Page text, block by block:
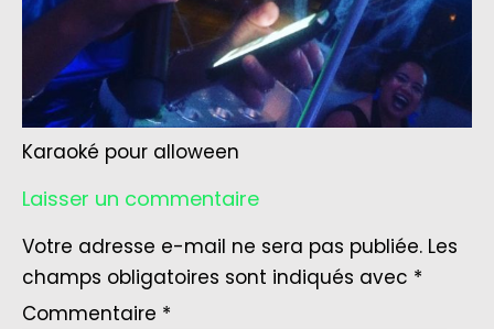
Karaoké pour alloween
Laisser un commentaire
Votre adresse e-mail ne sera pas publiée. Les
champs obligatoires sont indiqués avec *
Commentaire *